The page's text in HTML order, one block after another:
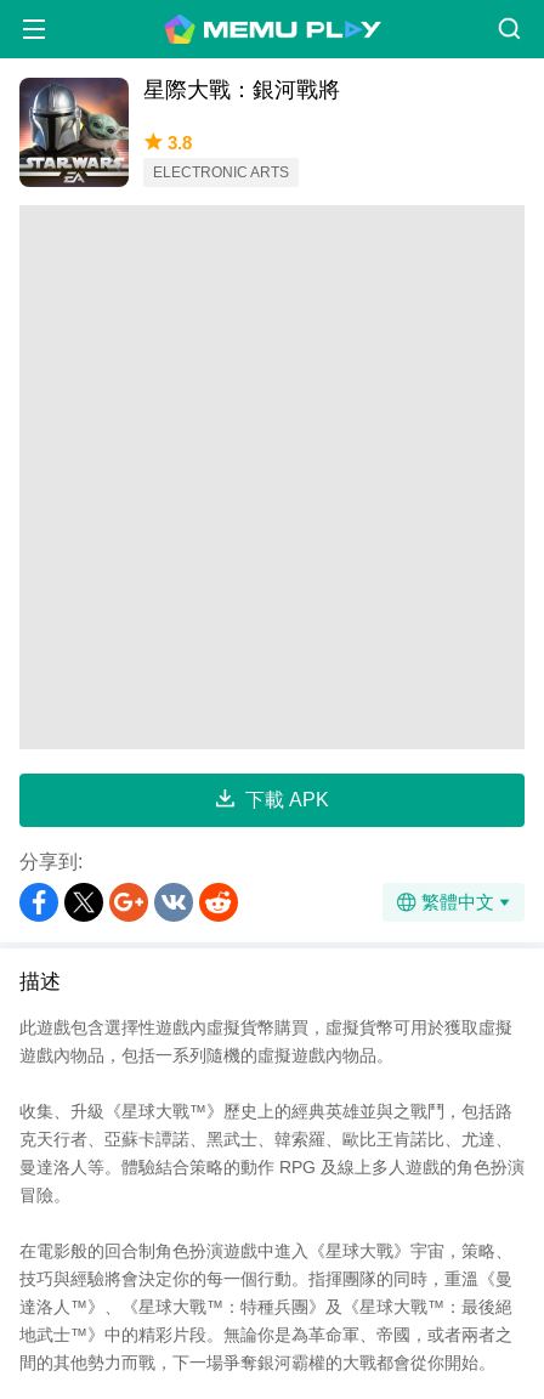
星際大戰：銀河戰將
3.8
ELECTRONIC ARTS
下載 APK
分享到:
繁體中文
描述
此遊戲包含選擇性遊戲內虛擬貨幣購買，虛擬貨幣可用於獲取虛擬
遊戲內物品，包括一系列隨機的虛擬遊戲內物品。
收集、升級《星球大戰™》歷史上的經典英雄並與之戰鬥，包括路
克天行者、亞蘇卡譚諾、黑武士、韓索羅、歐比王肯諾比、尤達、
曼達洛人等。體驗結合策略的動作 RPG 及線上多人遊戲的角色扮演
冒險。
在電影般的回合制角色扮演遊戲中進入《星球大戰》宇宙，策略、
技巧與經驗將會決定你的每一個行動。指揮團隊的同時，重溫《曼
達洛人™》、《星球大戰™：特種兵團》及《星球大戰™：最後絕
地武士™》中的精彩片段。無論你是為革命軍、帝國，或者兩者之
間的其他勢力而戰，下一場爭奪銀河霸權的大戰都會從你開始。